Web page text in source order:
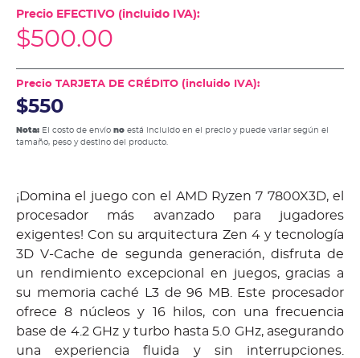
Precio EFECTIVO (incluido IVA):
$500.00
Precio TARJETA DE CRÉDITO (incluido IVA):
$550
Nota: El costo de envío no está incluido en el precio y puede variar según el
tamaño, peso y destino del producto.
¡Domina el juego con el AMD Ryzen 7 7800X3D, el
procesador más avanzado para jugadores
exigentes! Con su arquitectura Zen 4 y tecnología
3D V-Cache de segunda generación, disfruta de
un rendimiento excepcional en juegos, gracias a
su memoria caché L3 de 96 MB. Este procesador
ofrece 8 núcleos y 16 hilos, con una frecuencia
base de 4.2 GHz y turbo hasta 5.0 GHz, asegurando
una experiencia fluida y sin interrupciones.